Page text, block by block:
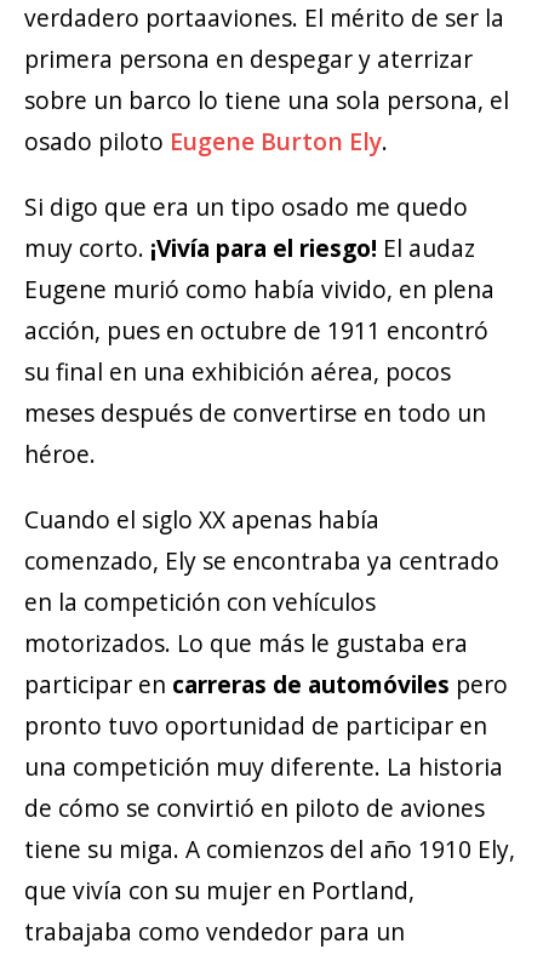
verdadero portaaviones. El mérito de ser la
primera persona en despegar y aterrizar
sobre un barco lo tiene una sola persona, el
osado piloto Eugene Burton Ely.
Si digo que era un tipo osado me quedo
muy corto. ¡Vivía para el riesgo! El audaz
Eugene murió como había vivido, en plena
acción, pues en octubre de 1911 encontró
su final en una exhibición aérea, pocos
meses después de convertirse en todo un
héroe.
Cuando el siglo XX apenas había
comenzado, Ely se encontraba ya centrado
en la competición con vehículos
motorizados. Lo que más le gustaba era
participar en carreras de automóviles pero
pronto tuvo oportunidad de participar en
una competición muy diferente. La historia
de cómo se convirtió en piloto de aviones
tiene su miga. A comienzos del año 1910 Ely,
que vivía con su mujer en Portland,
trabajaba como vendedor para un